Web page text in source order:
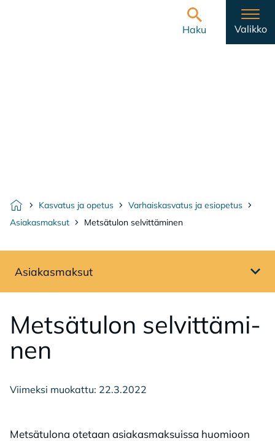
Haku
Valikko
Etusivu
Kasvatus ja opetus
Varhaiskasvatus ja esiopetus
Asiakasmaksut
Metsätulon selvittäminen
Avaa sivuvalikko
Asiakasmaksut
Met­sä­tu­lon sel­vit­tä­mi­
nen
Viimeksi muokattu: 22.3.2022
Metsätulona otetaan asiakasmaksuissa huomioon